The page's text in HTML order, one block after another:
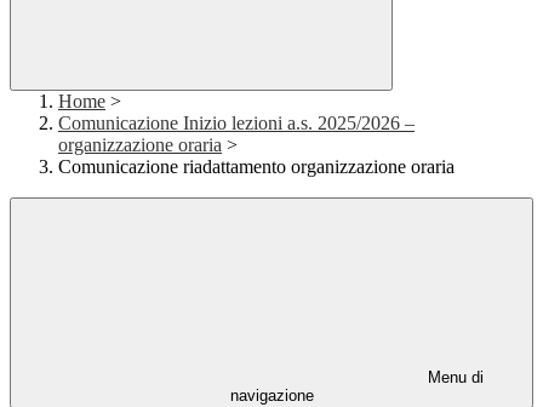
Home >
Comunicazione Inizio lezioni a.s. 2025/2026 –
organizzazione oraria >
Comunicazione riadattamento organizzazione oraria
Menu di
navigazione